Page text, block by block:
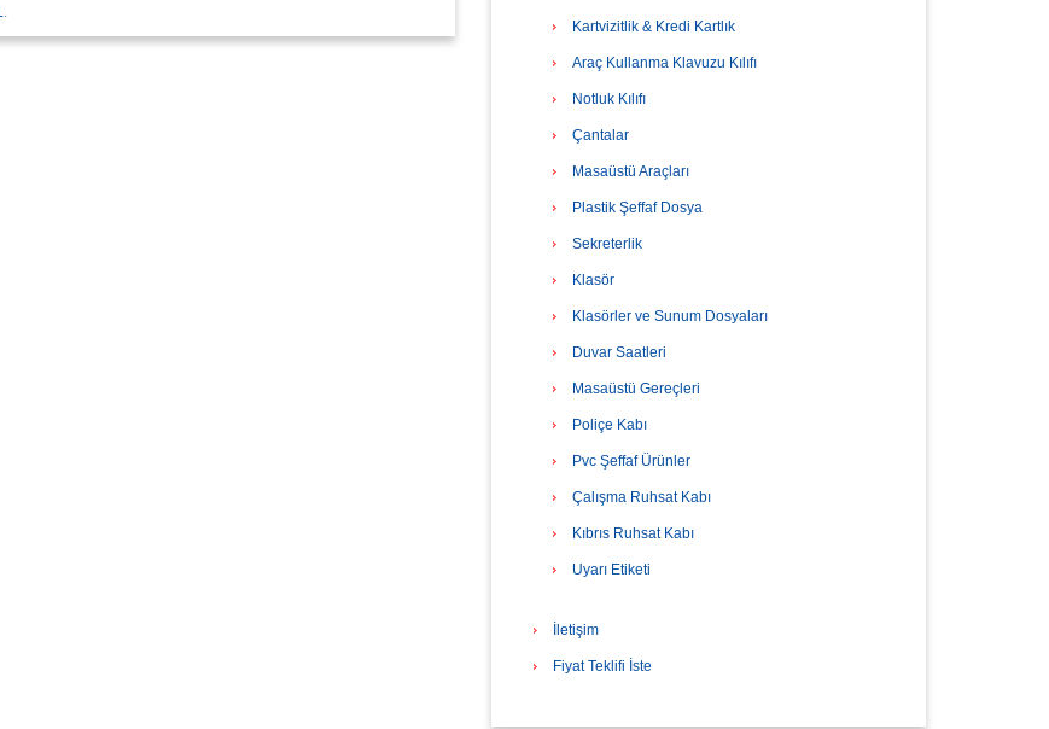
Kartvizitlik & Kredi Kartlık
Araç Kullanma Klavuzu Kılıfı
Notluk Kılıfı
Çantalar
Masaüstü Araçları
Plastik Şeffaf Dosya
Sekreterlik
Klasör
Klasörler ve Sunum Dosyaları
Duvar Saatleri
Masaüstü Gereçleri
Poliçe Kabı
Pvc Şeffaf Ürünler
Çalışma Ruhsat Kabı
Kıbrıs Ruhsat Kabı
Uyarı Etiketi
İletişim
Fiyat Teklifi İste